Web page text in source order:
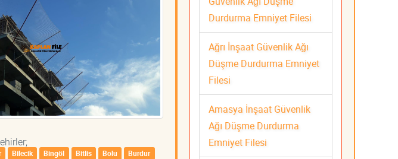
Bilecik Bingöl Bitlis Bolu
Burdur
Durdurma Emniyet Filesi
Ağrı İnşaat Güvenlik Ağı
Düşme Durdurma Emniyet
Filesi
Amasya İnşaat Güvenlik
Ağı Düşme Durdurma
Emniyet Filesi